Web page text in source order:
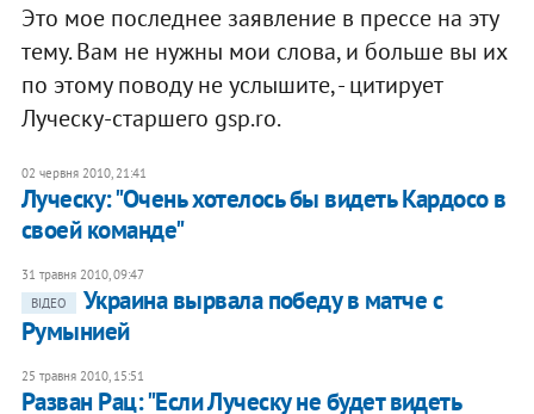
Это мое последнее заявление в прессе на эту
тему. Вам не нужны мои слова, и больше вы их
по этому поводу не услышите, - цитирует
Луческу-старшего gsp.ro.
02 червня 2010, 21:41
Луческу: "Очень хотелось бы видеть Кардосо в
своей команде"
31 травня 2010, 09:47
ВІДЕО
Украина вырвала победу в матче с
Румынией
25 травня 2010, 15:51
Разван Рац: "Если Луческу не будет видеть